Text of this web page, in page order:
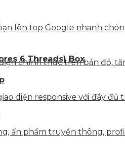
lên top Google nhanh
chính thức trên bản đồ,
diện responsive với đầy
ấn phẩm truyền thông,
6 Threads) Box